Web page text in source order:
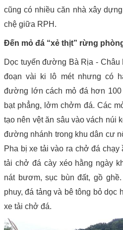
cũng có nhiều căn nhà xây
chệ giữa RPH.
Đến mỏ đá “xẻ thịt” rừng
Dọc tuyến đường Bà Rịa - Châu
đoạn vài ki lô mét nhưng có
đường lớn cách mỏ đá hơn
bạt phẳng, lởm chởm đá. Các
tạo nên vệt ăn sâu vào vách núi
đường nhánh trong khu dân cư
Pha bị xe tải vào ra chở đá chạy
tải chở đá cày xéo hằng ngày
nát bươm, sục bùn đất, gồ
phuy, đá tảng và bê tông bỏ dọc
xe tải chở đá.